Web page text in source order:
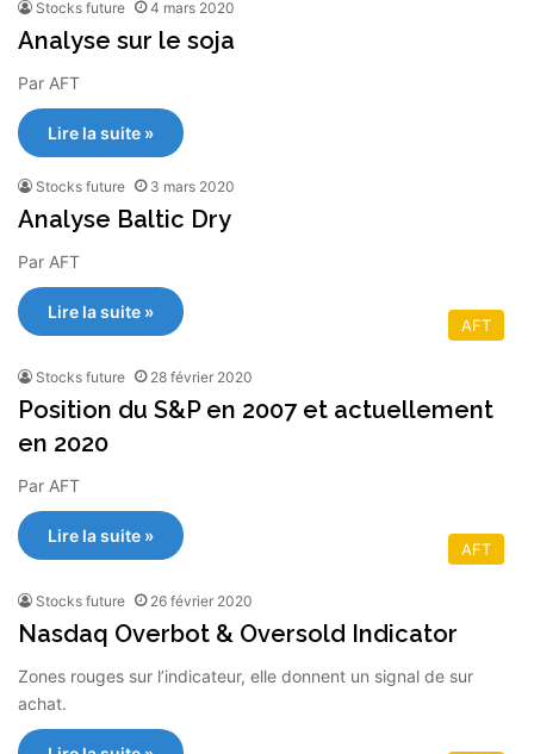
Stocks future 4 mars 2020
Analyse sur le soja
Par AFT
Lire la suite »
Stocks future 3 mars 2020
Analyse Baltic Dry
Par AFT
Lire la suite »
AFT
Stocks future 28 février 2020
Position du S&P en 2007 et actuellement
en 2020
Par AFT
Lire la suite »
AFT
Stocks future 26 février 2020
Nasdaq Overbot & Oversold Indicator
Zones rouges sur l’indicateur, elle donnent un signal de sur
achat.